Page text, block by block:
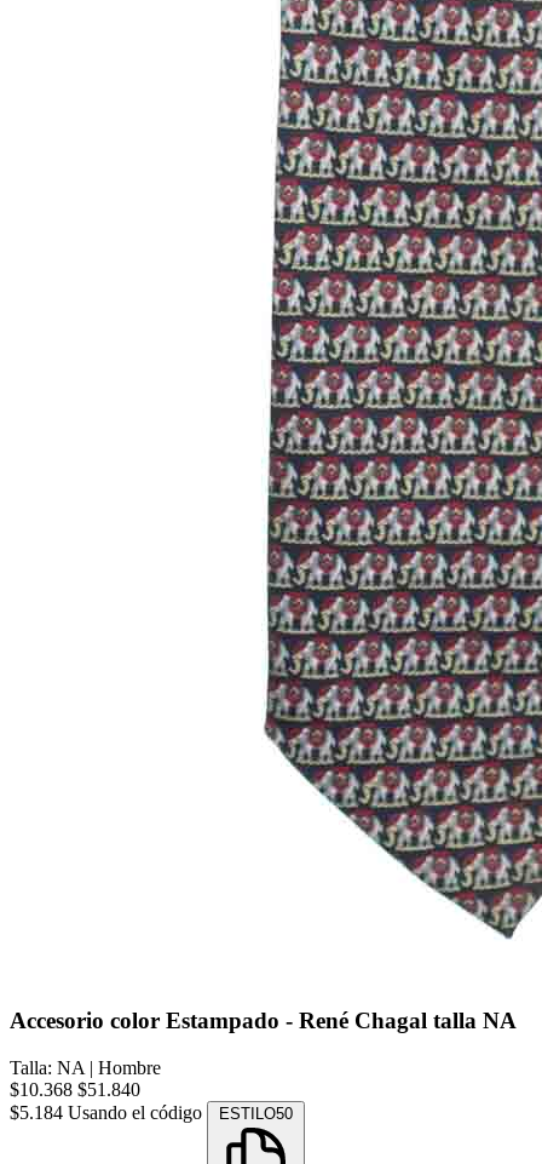
Accesorio color Estampado - René Chagal talla NA
Talla: NA | Hombre
$10.368 $51.840
$5.184 Usando el código ESTILO50